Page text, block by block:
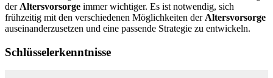
der Altersvorsorge immer wichtiger. Es ist notwendig, sich
frühzeitig mit den verschiedenen Möglichkeiten der Altersvorsorge
auseinanderzusetzen und eine passende Strategie zu entwickeln.
Schlüsselerkenntnisse